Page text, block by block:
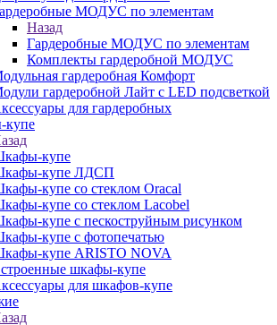
МОДУС по элементам
Назад
Гардеробные МОДУС по элементам
Комплекты гардеробной МОДУС
гардеробная Комфорт
гардеробной Лайт с LED подсветкой
для гардеробных
купе
купе ЛДСП
купе со стеклом Oracal
купе со стеклом Lacobel
купе с пескоструйным рисунком
купе с фотопечатью
купе ARISTO NOVA
шкафы-купе
для шкафов-купе